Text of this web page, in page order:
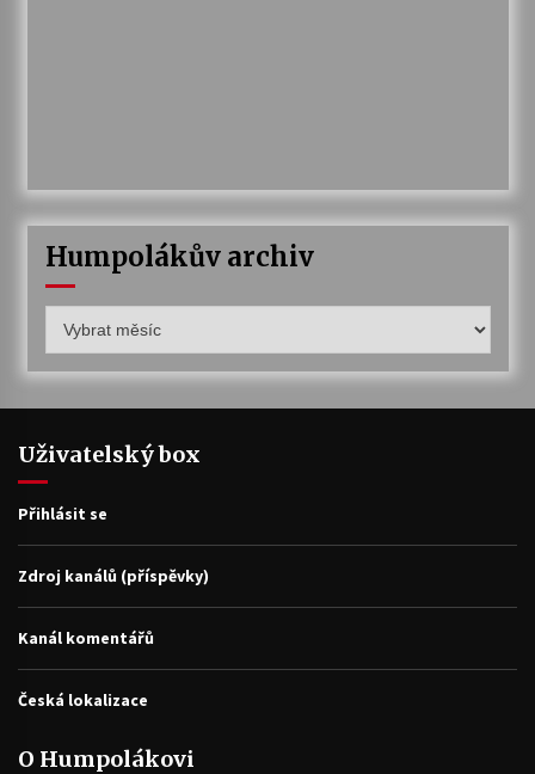
Humpolákův archiv
archiv
Uživatelský box
Přihlásit se
Zdroj kanálů (příspěvky)
Kanál komentářů
Česká lokalizace
O Humpolákovi